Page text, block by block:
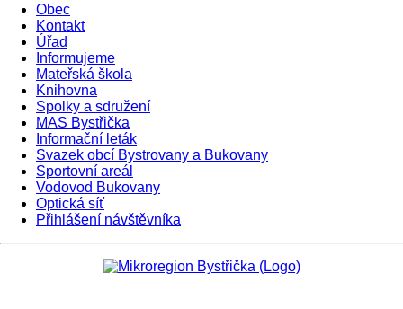
Obec
Kontakt
Úřad
Informujeme
Mateřská škola
Knihovna
Spolky a sdružení
MAS Bystřička
Informační leták
Svazek obcí Bystrovany a Bukovany
Sportovní areál
Vodovod Bukovany
Optická síť
Přihlášení návštěvníka